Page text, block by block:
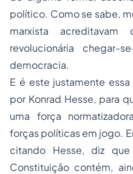
político. Como se sabe,
marxista
revolucionária chegar-
democracia.
E é este justamente
por Konrad Hesse, para
uma força
forças políticas em jogo.
citando Hesse, diz
Constituição contém,